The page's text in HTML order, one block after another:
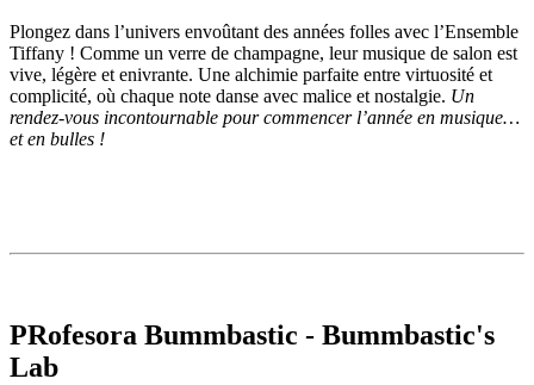
Plongez dans l’univers envoûtant des années folles avec l’Ensemble
Tiffany ! Comme un verre de champagne, leur musique de salon est
vive, légère et enivrante. Une alchimie parfaite entre virtuosité et
complicité, où chaque note danse avec malice et nostalgie. Un
rendez-vous incontournable pour commencer l’année en musique…
et en bulles !
PRofesora Bummbastic - Bummbastic's
Lab